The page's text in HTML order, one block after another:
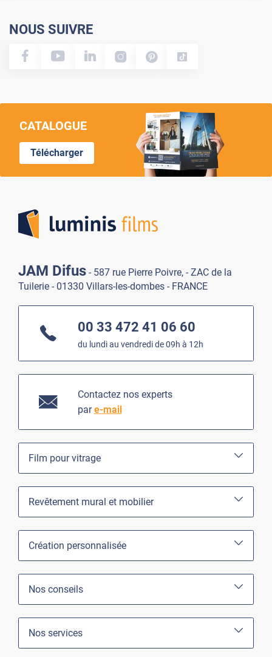
NOUS SUIVRE
CATALOGUE
Télécharger
JAM Difus - 587 rue Pierre Poivre, - ZAC de la
Tuilerie - 01330 Villars-les-dombes - FRANCE
00 33 472 41 06 60
du lundi au vendredi de 09h à 12h
Contactez nos experts
pare-mail
Film pour vitrage
Revêtement mural et mobilier
Création personnalisée
Nos conseils
Nos services